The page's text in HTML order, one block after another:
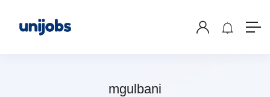
mgulbani